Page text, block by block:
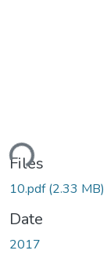
Files
10.pdf(2.33 MB)
Date
2017